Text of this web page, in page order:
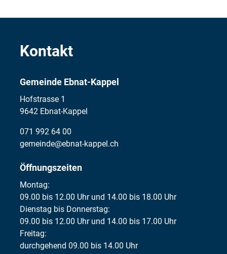
Kontakt
Gemeinde Ebnat-Kappel
Hofstrasse 1
9642 Ebnat-Kappel
071 992 64 00
gemeinde@ebnat-kappel.ch
Öffnungszeiten
Montag:
09.00 bis 12.00 Uhr und 14.00 bis 18.00 Uhr
Dienstag bis Donnerstag:
09.00 bis 12.00 Uhr und 14.00 bis 17.00 Uhr
Freitag:
durchgehend 09.00 bis 14.00 Uhr